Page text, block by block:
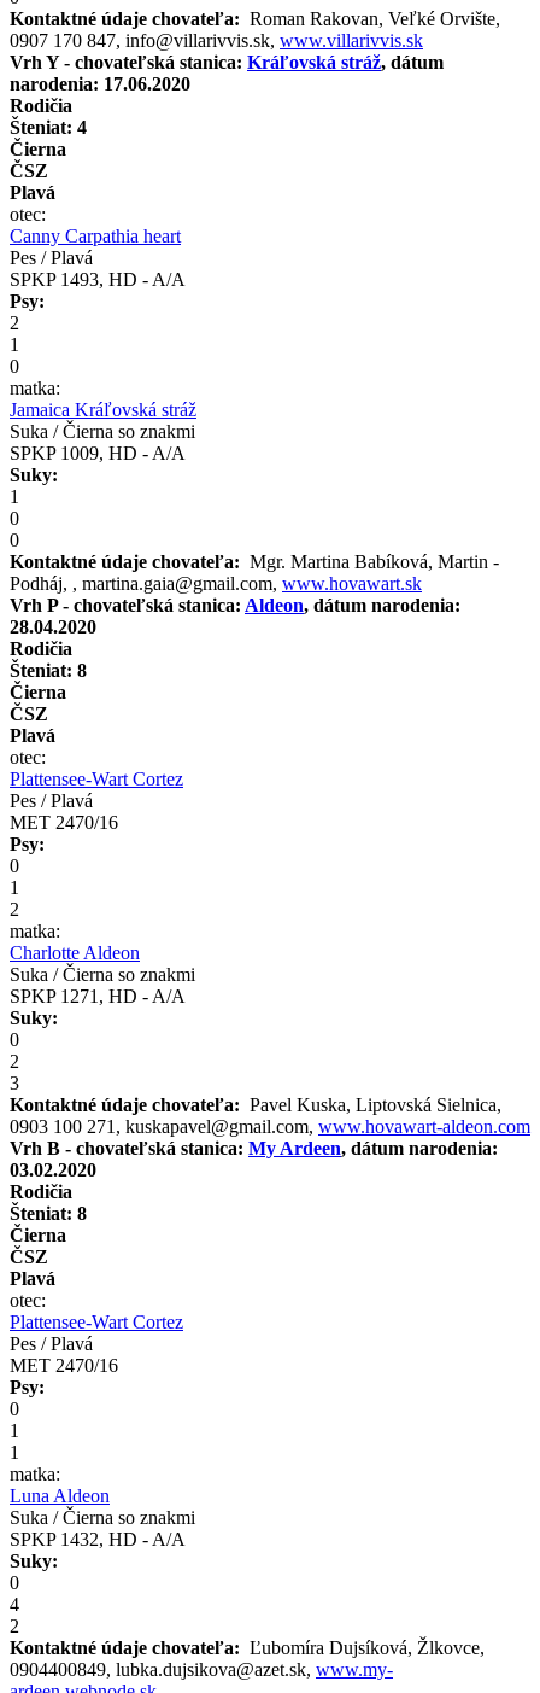
Kontaktné údaje chovateľa: Roman Rakovan, Veľké Orvište,
0907 170 847, info@villarivvis.sk, www.villarivvis.sk
Vrh Y - chovateľská stanica: Kráľovská stráž, dátum
narodenia: 17.06.2020
Rodičia
Šteniat: 4
Čierna
ČSZ
Plavá
otec:
Canny Carpathia heart
Pes / Plavá
SPKP 1493, HD - A/A
Psy:
2
1
0
matka:
Jamaica Kráľovská stráž
Suka / Čierna so znakmi
SPKP 1009, HD - A/A
Suky:
1
0
0
Kontaktné údaje chovateľa: Mgr. Martina Babíková, Martin -
Podháj, , martina.gaia@gmail.com, www.hovawart.sk
Vrh P - chovateľská stanica: Aldeon, dátum narodenia:
28.04.2020
Rodičia
Šteniat: 8
Čierna
ČSZ
Plavá
otec:
Plattensee-Wart Cortez
Pes / Plavá
MET 2470/16
Psy:
0
1
2
matka:
Charlotte Aldeon
Suka / Čierna so znakmi
SPKP 1271, HD - A/A
Suky:
0
2
3
Kontaktné údaje chovateľa: Pavel Kuska, Liptovská Sielnica,
0903 100 271, kuskapavel@gmail.com, www.hovawart-aldeon.com
Vrh B - chovateľská stanica: My Ardeen, dátum narodenia:
03.02.2020
Rodičia
Šteniat: 8
Čierna
ČSZ
Plavá
otec:
Plattensee-Wart Cortez
Pes / Plavá
MET 2470/16
Psy:
0
1
1
matka:
Luna Aldeon
Suka / Čierna so znakmi
SPKP 1432, HD - A/A
Suky:
0
4
2
Kontaktné údaje chovateľa: Ľubomíra Dujsíková, Žlkovce,
0904400849, lubka.dujsikova@azet.sk, www.my-